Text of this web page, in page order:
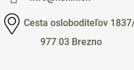
Cesta osloboditeľov
977 03 Brezno